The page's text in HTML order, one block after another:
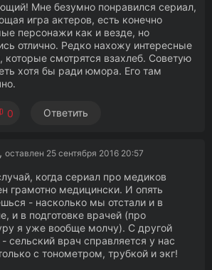
Мне безумно понравился сериал,
игра актеров, есть конечно
персонажи как и везде, но
отлично. Редко нахожу интересные
которые смотрятся взахлеб. Советую
хотя бы ради юмора. Его там
0 Ответить
, оставлен 25 сентября 2016 20:57
когда сериал про медиков
грамотно медицински. И опять
- насколько мы отстали и в
и в подготовке врачей (про
я уже вообще молчу). С другой
сельский врач справляется у нас
с тонометром, трубкой и экг!